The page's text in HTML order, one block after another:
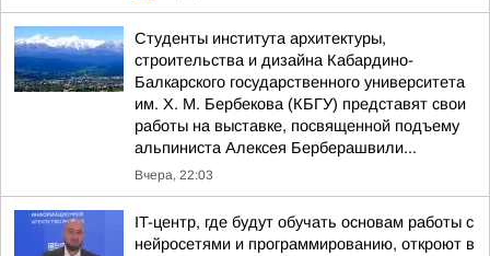
Студенты института архитектуры,
строительства и дизайна Кабардино-
Балкарского государственного университета
им. Х. М. Бербекова (КБГУ) представят свои
работы на выставке, посвященной подъему
альпиниста Алексея Берберашвили...
Вчера, 22:03
IT-центр, где будут обучать основам работы с
нейросетями и программированию, откроют в